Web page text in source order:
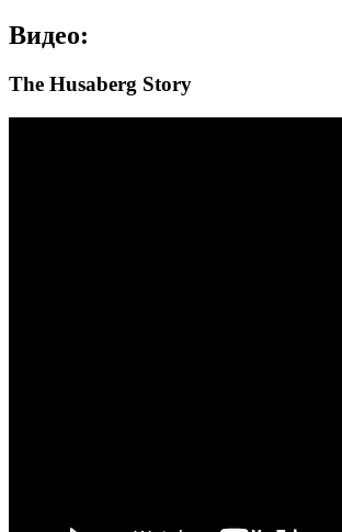
Видео:
The Husaberg Story